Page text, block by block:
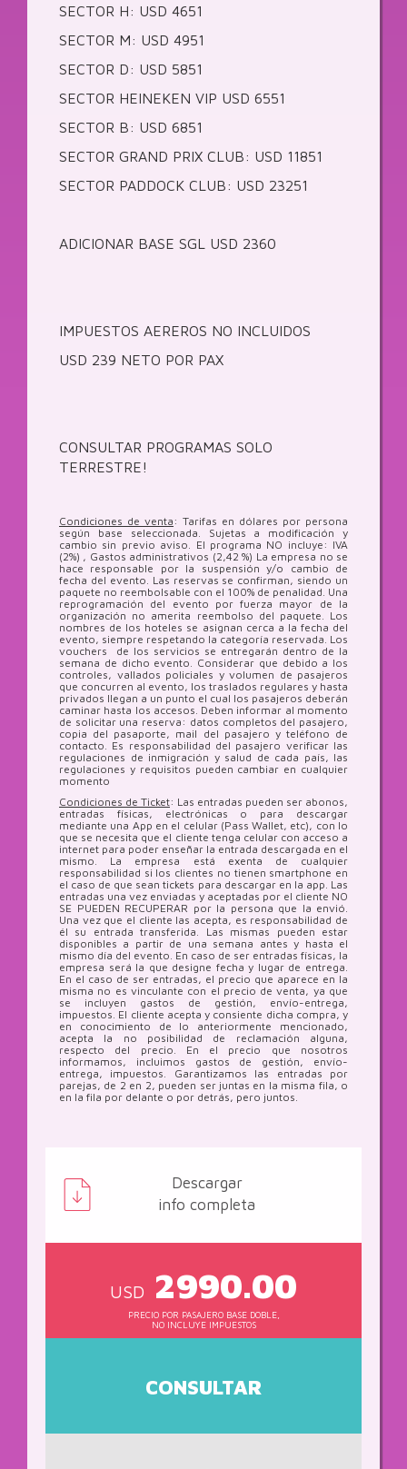
SECTOR H: USD 4651
SECTOR M: USD 4951
SECTOR D: USD 5851
SECTOR HEINEKEN VIP USD 6551
SECTOR B: USD 6851
SECTOR GRAND PRIX CLUB: USD 11851
SECTOR PADDOCK CLUB: USD 23251
ADICIONAR BASE SGL USD 2360
IMPUESTOS AEREROS NO INCLUIDOS
USD 239 NETO POR PAX
CONSULTAR PROGRAMAS SOLO
TERRESTRE!
Condiciones de venta : Tarifas en dólares por persona
según base seleccionada. Sujetas a modificación y
cambio sin previo aviso. El programa NO incluye: IVA
(2%) , Gastos administrativos (2,42 %) La empresa no se
hace responsable por la suspensión y/o cambio de
fecha del evento. Las reservas se confirman, siendo un
paquete no reembolsable con el 100% de penalidad. Una
reprogramación del evento por fuerza mayor de la
organización no amerita reembolso del paquete. Los
nombres de los hoteles se asignan cerca a la fecha del
evento, siempre respetando la categoría reservada. Los
vouchers de los servicios se entregarán dentro de la
semana de dicho evento. Considerar que debido a los
controles, vallados policiales y volumen de pasajeros
que concurren al evento, los traslados regulares y hasta
privados llegan a un punto el cual los pasajeros deberán
caminar hasta los accesos. Deben informar al momento
de solicitar una reserva: datos completos del pasajero,
copia del pasaporte, mail del pasajero y teléfono de
contacto. Es responsabilidad del pasajero verificar las
regulaciones de inmigración y salud de cada país, las
regulaciones y requisitos pueden cambiar en cualquier
momento
Condiciones de Ticket: Las entradas pueden ser abonos,
entradas físicas, electrónicas o para descargar
mediante una App en el celular (Pass Wallet, etc), con lo
que se necesita que el cliente tenga celular con acceso a
internet para poder enseñar la entrada descargada en el
mismo. La empresa está exenta de cualquier
responsabilidad si los clientes no tienen smartphone en
el caso de que sean tickets para descargar en la app. Las
entradas una vez enviadas y aceptadas por el cliente NO
SE PUEDEN RECUPERAR por la persona que la envió.
Una vez que el cliente las acepta, es responsabilidad de
él su entrada transferida. Las mismas pueden estar
disponibles a partir de una semana antes y hasta el
mismo día del evento. En caso de ser entradas físicas, la
empresa será la que designe fecha y lugar de entrega.
En el caso de ser entradas, el precio que aparece en la
misma no es vinculante con el precio de venta, ya que
se incluyen gastos de gestión, envío-entrega,
impuestos. El cliente acepta y consiente dicha compra, y
en conocimiento de lo anteriormente mencionado,
acepta la no posibilidad de reclamación alguna,
respecto del precio. En el precio que nosotros
informamos, incluimos gastos de gestión, envío-
entrega, impuestos. Garantizamos las entradas por
parejas, de 2 en 2, pueden ser juntas en la misma fila, o
en la fila por delante o por detrás, pero juntos.
Descargar
info completa
USD 2990.00
PRECIO POR PASAJERO BASE DOBLE,
NO INCLUYE IMPUESTOS
CONSULTAR